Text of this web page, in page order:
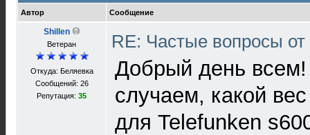
Автор Сообщение
Shillen
Ветеран
Откуда: Беляевка
Сообщений: 26
Репутация:35
RE: Частые вопросы
Добрый день всем!
случаем, какой
для Telefunken